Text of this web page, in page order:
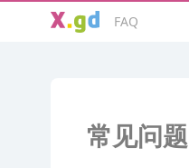
FAQ
常见问题